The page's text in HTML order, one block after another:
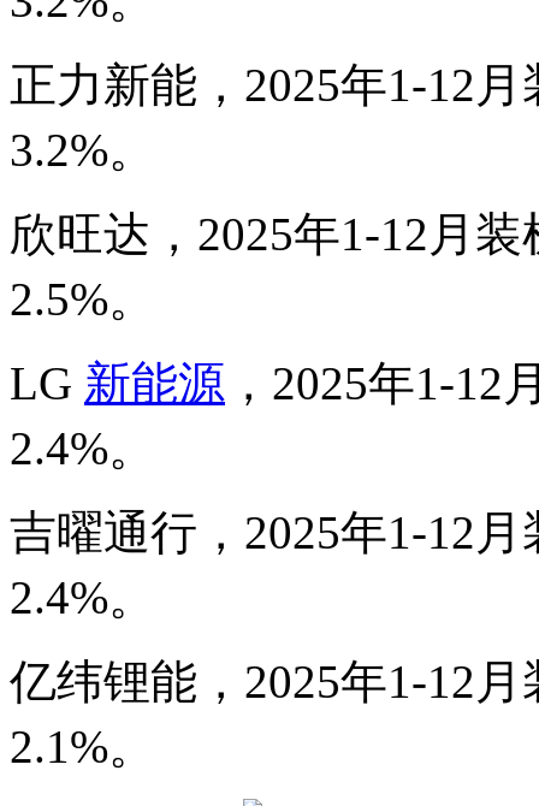
正力新能，2025年1-12
3.2%。
欣旺达，2025年1-12月
2.5%。
LG 新能源 ，2025年1-
2.4%。
吉曜通行，2025年1-12
2.4%。
亿纬锂能，2025年1-12
2.1%。